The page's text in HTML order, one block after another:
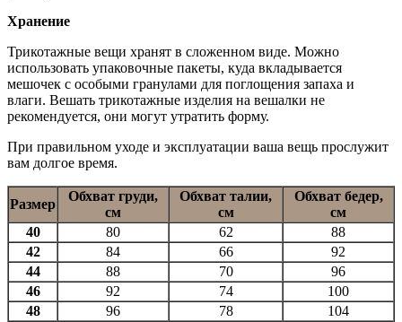
Хранение
Трикотажные вещи хранят в сложенном виде. Можно
использовать упаковочные пакеты, куда вкладывается
мешочек с особыми гранулами для поглощения запаха и
влаги. Вешать трикотажные изделия на вешалки не
рекомендуется, они могут утратить форму.
При правильном уходе и эксплуатации ваша вещь прослужит
вам долгое время.
Размер
Обхват груди,
см
Обхват талии,
см
Обхват бедер,
см
40
80 62
88
42
84 66
92
44
88 70
96
46
92 74
100
48
96 78
104